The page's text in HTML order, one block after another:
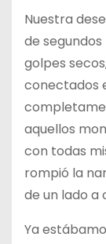
Nuestra
de
golpes
conectados
aquellos
con todas
rompió la
de un lado a
Ya